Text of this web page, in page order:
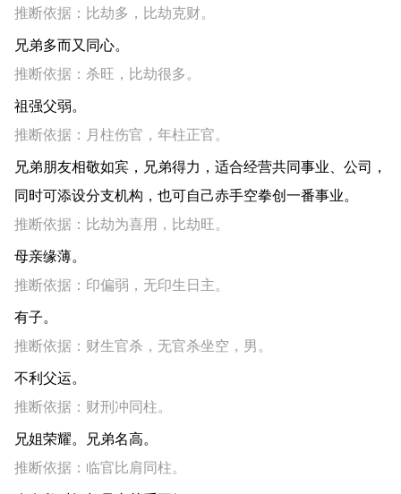
推断依据：比劫多，比劫克财。
兄弟多而又同心。
推断依据：杀旺，比劫很多。
祖强父弱。
推断依据：月柱伤官，年柱正官。
兄弟朋友相敬如宾，兄弟得力，适合经营共同事业、公司，
同时可添设分支机构，也可自己赤手空拳创一番事业。
推断依据：比劫为喜用，比劫旺。
母亲缘薄。
推断依据：印偏弱，无印生日主。
有子。
推断依据：财生官杀，无官杀坐空，男。
不利父运。
推断依据：财刑冲同柱。
兄姐荣耀。兄弟名高。
推断依据：临官比肩同柱。